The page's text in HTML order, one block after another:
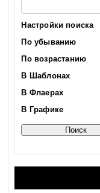
Настройки поиска
По убыванию
По возрастанию
В Шаблонах
В Флаерах
В Графике